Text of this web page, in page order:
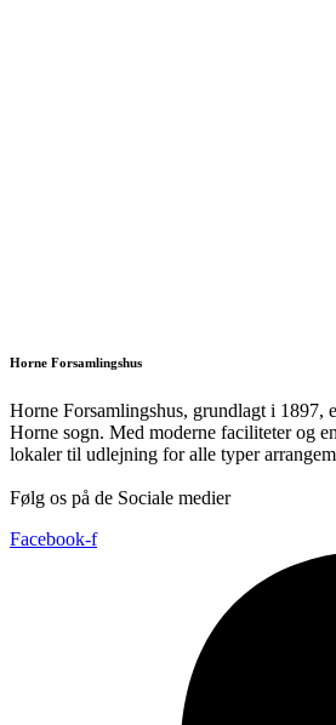
Horne Forsamlingshus
Horne Forsamlingshus, grundlagt i 1897,
Horne sogn. Med moderne faciliteter og
lokaler til udlejning for alle typer
Følg os på de Sociale medier
Facebook-f